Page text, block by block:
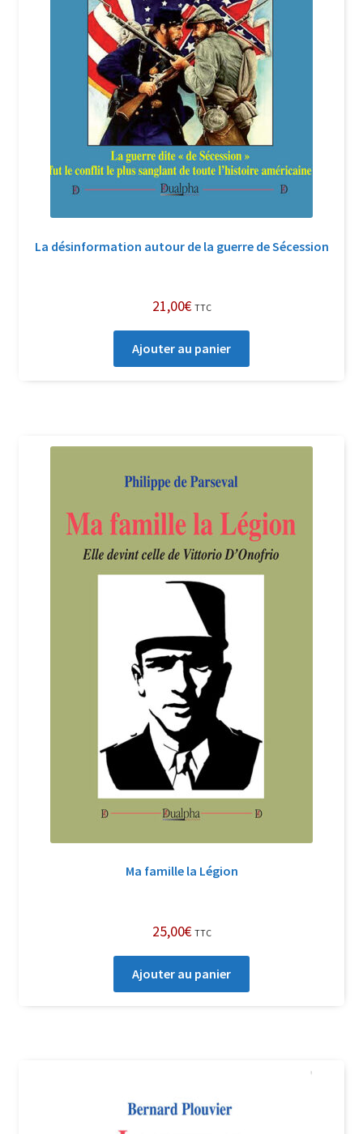
La désinformation autour de la guerre de Sécession
21,00€ TTC
Ajouter au panier
Ma famille la Légion
25,00€ TTC
Ajouter au panier